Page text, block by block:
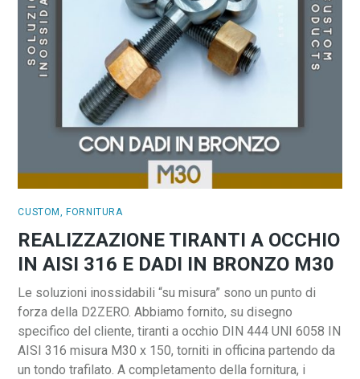
CUSTOM , FORNITURA
REALIZZAZIONE TIRANTI A OCCHIO
IN AISI 316 E DADI IN BRONZO M30
Le soluzioni inossidabili “su misura” sono un punto di
forza della D2ZERO. Abbiamo fornito, su disegno
specifico del cliente, tiranti a occhio DIN 444 UNI 6058 IN
AISI 316 misura M30 x 150, torniti in officina partendo da
un tondo trafilato. A completamento della fornitura, i